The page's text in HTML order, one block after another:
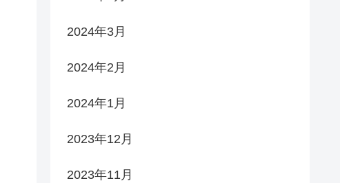
2024年3月
2024年2月
2024年1月
2023年12月
2023年11月